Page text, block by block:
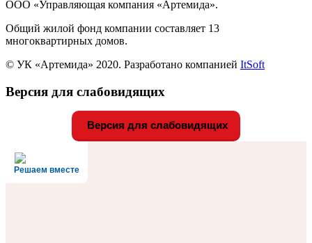
ООО «Управляющая компания «Артемида».
Общий жилой фонд компании составляет 13
многоквартирных домов.
© УК «Артемида» 2020. Разработано компанией ItSoft
Версия для слабовидящих
Версия для слабовидящих
Решаем вместе